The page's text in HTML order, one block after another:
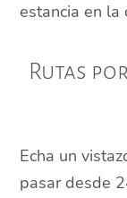
estancia en la
Rutas
Echa un
pasar desde